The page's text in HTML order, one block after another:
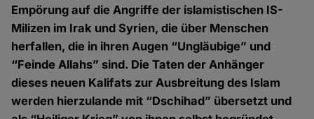
Empörung auf die Angriffe der islamistischen IS-
Milizen im Irak und Syrien, die über Menschen
herfallen, die in ihren Augen “Ungläubige” und
“Feinde Allahs” sind. Die Taten der Anhänger
dieses neuen Kalifats zur Ausbreitung des Islam
werden hierzulande mit “Dschihad” übersetzt und